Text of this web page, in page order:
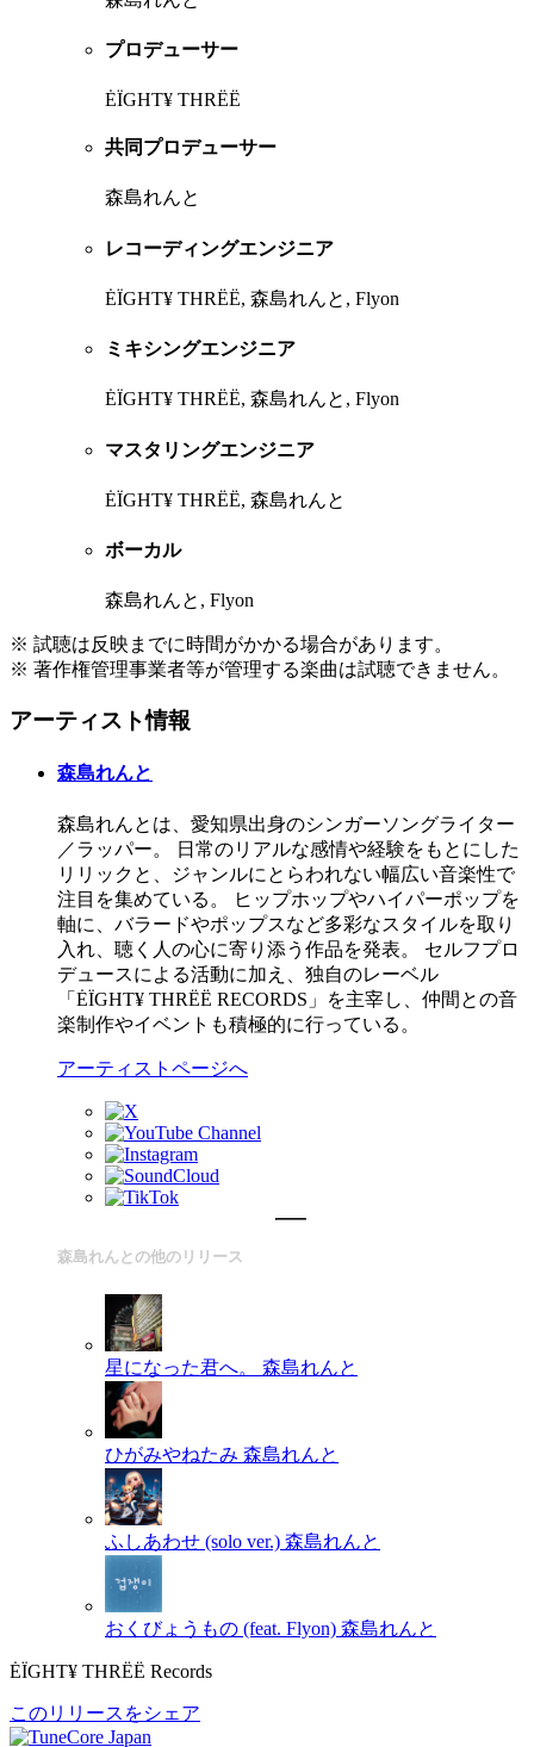
プロデューサー
ĖÏGHT¥ THRËË
共同プロデューサー
森島れんと
レコーディングエンジニア
ĖÏGHT¥ THRËË, 森島れんと, Flyon
ミキシングエンジニア
ĖÏGHT¥ THRËË, 森島れんと, Flyon
マスタリングエンジニア
ĖÏGHT¥ THRËË, 森島れんと
ボーカル
森島れんと, Flyon
※ 試聴は反映までに時間がかかる場合があります。
※ 著作権管理事業者等が管理する楽曲は試聴できません。
アーティスト情報
森島れんと
森島れんとは、愛知県出身のシンガーソングライター
／ラッパー。 日常のリアルな感情や経験をもとにした
リリックと、ジャンルにとらわれない幅広い音楽性で
注目を集めている。 ヒップホップやハイパーポップを
軸に、バラードやポップスなど多彩なスタイルを取り
入れ、聴く人の心に寄り添う作品を発表。 セルフプロ
デュースによる活動に加え、独自のレーベル
「ĖÏGHT¥ THRËË RECORDS」を主宰し、仲間との音
楽制作やイベントも積極的に行っている。
アーティストページへ
森島れんとの他のリリース
星になった君へ。 森島れんと
ひがみやねたみ 森島れんと
ふしあわせ (solo ver.) 森島れんと
おくびょうもの (feat. Flyon) 森島れんと
ĖÏGHT¥ THRËË Records
このリリースをシェア